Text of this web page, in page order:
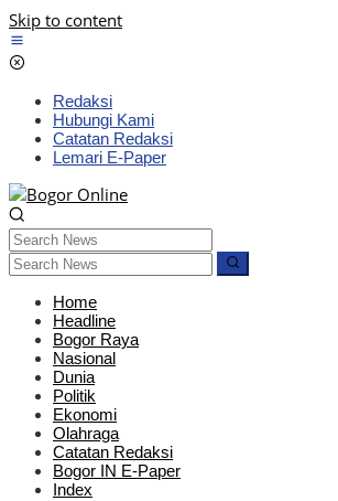
Skip to content
Redaksi
Hubungi Kami
Catatan Redaksi
Lemari E-Paper
Home
Headline
Bogor Raya
Nasional
Dunia
Politik
Ekonomi
Olahraga
Catatan Redaksi
Bogor IN E-Paper
Index